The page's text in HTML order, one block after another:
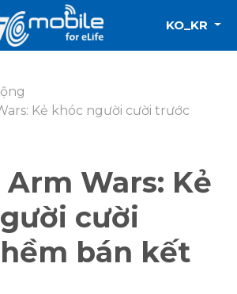
KO_KR
Kẻ khóc người cười trước
Wars: Kẻ
cười
bán kết